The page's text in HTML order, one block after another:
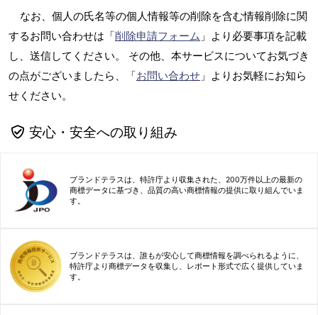
なお、個人の氏名等の個人情報等の削除を含む情報削除に関
するお問い合わせは「削除申請フォーム 」より必要事項を記載
し、送信してください。 その他、本サービスについてお気づき
の点がございましたら、「お問い合わせ 」よりお気軽にお知ら
せください。
安心・安全への取り組み
ブランドテラスは、特許庁より収集された、200万件以上の最新の
商標データに基づき、品質の高い商標情報の提供に取り組んでいま
す。
ブランドテラスは、誰もが安心して商標情報を調べられるように、
特許庁より商標データを収集し、レポート形式で広く提供していま
す。